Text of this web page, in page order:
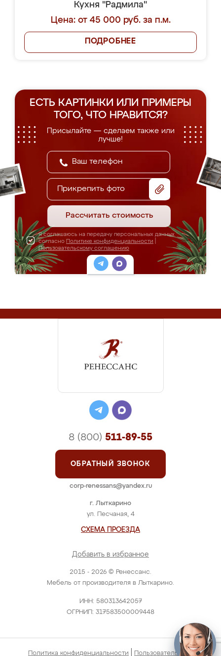
Кухня "Радмила"
Цена: от 45 000 руб. за п.м.
ПОДРОБНЕЕ
ЕСТЬ КАРТИНКИ ИЛИ ПРИМЕРЫ
ТОГО, ЧТО НРАВИТСЯ?
Присылайте — сделаем также или
лучше!
Прикрепить фото
Рассчитать стоимость
Я соглашаюсь на передачу персональных данных
согласно Политике конфиденциальности
Пользовательскому соглашению
2015 - 2026 © Ренессанс.
Мебель от производителя в Лыткарино.
ИНН: 580313642057
ОГРНИП: 317583500009448
г. Лыткарино
ул. Песчаная, 4
СХЕМА ПРОЕЗДА
Добавить в избранное
8 (800) 511-89-55
ОБРАТНЫЙ ЗВОНОК
corp-renessans@yandex.ru
Политика конфиденциальности Пользовательское